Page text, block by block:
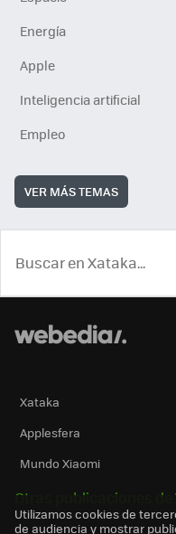
Energía
Apple
Inteligencia artificial
Empleo
VER MÁS TEMAS
Xataka
Applesfera
Mundo Xiaomi
Otras publicaciones de
Utilizamos cookies de
de audiencia y mostrar